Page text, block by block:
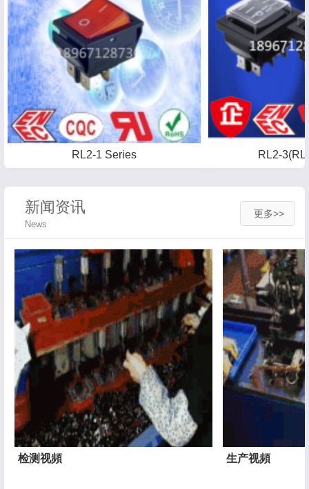
RL2-1 Series RL2-
新闻资讯
News
更多>>
检测视頻 生产视頻